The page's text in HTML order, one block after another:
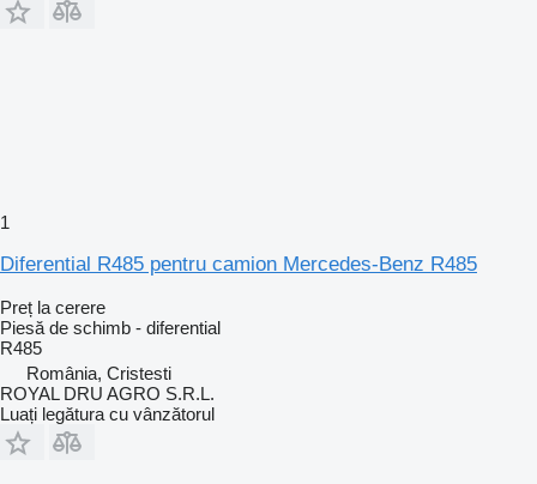
1
Diferential R485 pentru camion Mercedes-Benz R485
Preț la cerere
Piesă de schimb - diferential
R485
România, Cristesti
ROYAL DRU AGRO S.R.L.
Luați legătura cu vânzătorul